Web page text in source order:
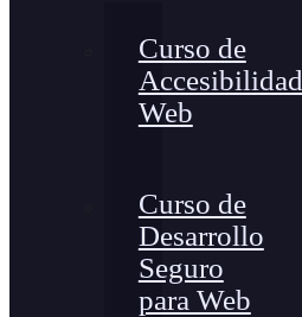
Curso de
Accesibilidad
Web
Curso de
Desarrollo
Seguro
para Web